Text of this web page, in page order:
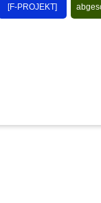
[F-PROJEKT]